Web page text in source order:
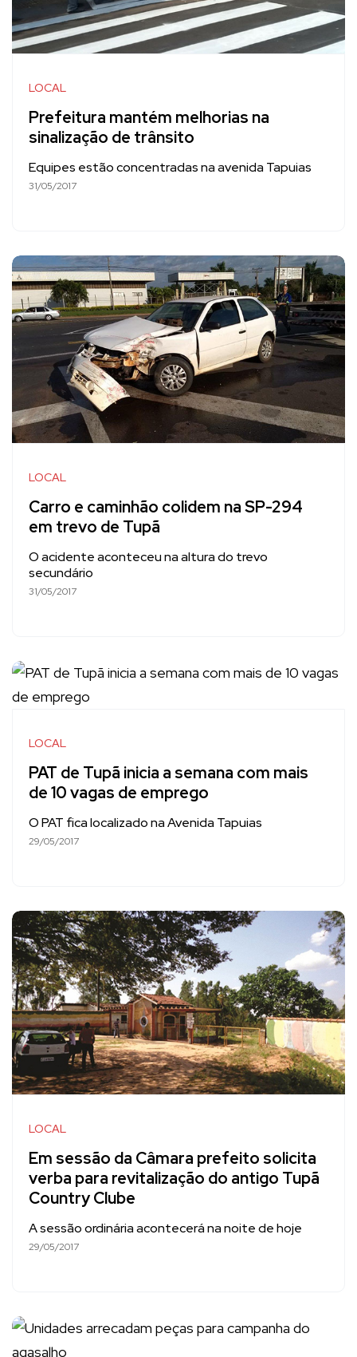
LOCAL
Prefeitura mantém melhorias na
sinalização de trânsito
Equipes estão concentradas na avenida Tapuias
31/05/2017
LOCAL
Carro e caminhão colidem na SP-294
em trevo de Tupã
O acidente aconteceu na altura do trevo
secundário
31/05/2017
LOCAL
PAT de Tupã inicia a semana com mais
de 10 vagas de emprego
O PAT fica localizado na Avenida Tapuias
29/05/2017
LOCAL
Em sessão da Câmara prefeito solicita
verba para revitalização do antigo Tupã
Country Clube
A sessão ordinária acontecerá na noite de hoje
29/05/2017